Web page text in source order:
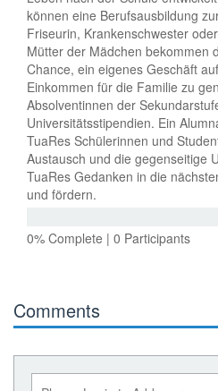
können eine Berufsausbildung
Friseurin, Krankenschwester
Mütter der Mädchen bekommen
Chance, ein eigenes Geschäft
Einkommen für die Familie zu
Absolventinnen der
Universitätsstipendien. Ein
TuaRes Schülerinnen und
Austausch und die gegenseitige
TuaRes Gedanken in die
und fördern.
0% Complete | 0 Participants
Comments